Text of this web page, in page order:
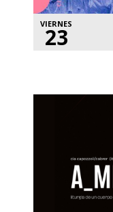
VIERNES
23